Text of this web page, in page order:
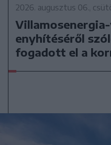
2026. augusztus 06.,
enyhítéséről
fogadott el a